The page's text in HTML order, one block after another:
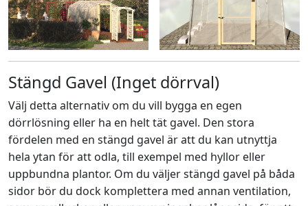
Stängd Gavel (Inget dörrval)
Välj detta alternativ om du vill bygga en egen
dörrlösning eller ha en helt tät gavel. Den stora
fördelen med en stängd gavel är att du kan utnyttja
hela ytan för att odla, till exempel med hyllor eller
uppbundna plantor. Om du väljer stängd gavel på båda
sidor bör du dock komplettera med annan ventilation,